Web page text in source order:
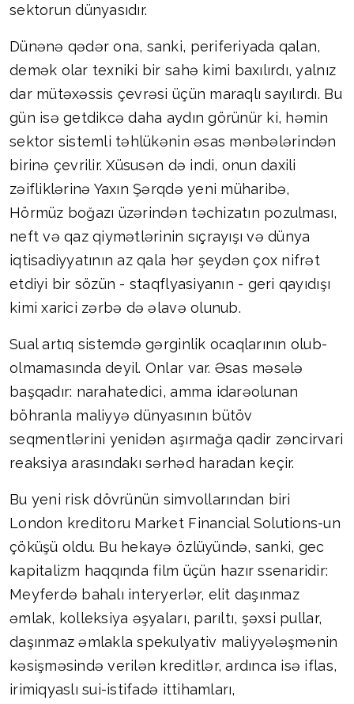
sektorun dünyasıdır.
Dünənə qədər ona, sanki, periferiyada qalan,
demək olar texniki bir sahə kimi baxılırdı, yalnız
dar mütəxəssis çevrəsi üçün maraqlı sayılırdı. Bu
gün isə getdikcə daha aydın görünür ki, həmin
sektor sistemli təhlükənin əsas mənbələrindən
birinə çevrilir. Xüsusən də indi, onun daxili
zəifliklərinə Yaxın Şərqdə yeni müharibə,
Hörmüz boğazı üzərindən təchizatın pozulması,
neft və qaz qiymətlərinin sıçrayışı və dünya
iqtisadiyyatının az qala hər şeydən çox nifrət
etdiyi bir sözün - staqflyasiyanın - geri qayıdışı
kimi xarici zərbə də əlavə olunub.
Sual artıq sistemdə gərginlik ocaqlarının olub-
olmamasında deyil. Onlar var. Əsas məsələ
başqadır: narahatedici, amma idarəolunan
böhranla maliyyə dünyasının bütöv
seqmentlərini yenidən aşırmağa qadir zəncirvari
reaksiya arasındakı sərhəd haradan keçir.
Bu yeni risk dövrünün simvollarından biri
London kreditoru Market Financial Solutions-un
çöküşü oldu. Bu hekayə özlüyündə, sanki, gec
kapitalizm haqqında film üçün hazır ssenaridir:
Meyferdə bahalı interyerlər, elit daşınmaz
əmlak, kolleksiya əşyaları, parıltı, şəxsi pullar,
daşınmaz əmlakla spekulyativ maliyyələşmənin
kəsişməsində verilən kreditlər, ardınca isə iflas,
irimiqyaslı sui-istifadə ittihamları,